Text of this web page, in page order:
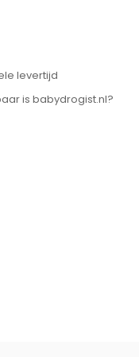
levertijd
is babydrogist.nl?